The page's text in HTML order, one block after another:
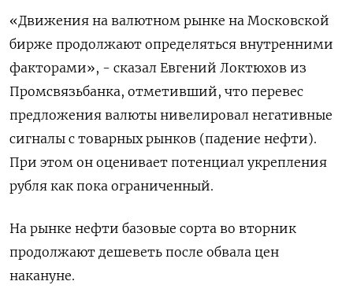
«Движения на валютном рынке на Московской
бирже продолжают определяться внутренними
факторами», - сказал Евгений Локтюхов из
Промсвязьбанка, отметивший, что перевес
предложения валюты нивелировал негативные
сигналы с товарных рынков (падение нефти).
При этом он оценивает потенциал укрепления
рубля как пока ограниченный.
На рынке нефти базовые сорта во вторник
продолжают дешеветь после обвала цен
накануне.